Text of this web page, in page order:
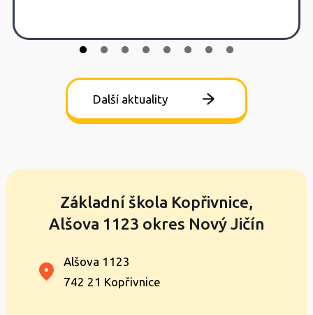
Další aktuality
Základní škola Kopřivnice,
Alšova 1123 okres Nový Jičín
Alšova 1123
742 21 Kopřivnice